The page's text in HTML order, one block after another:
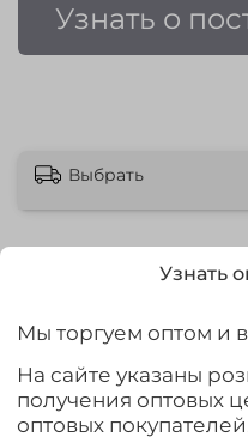
Узнать о
Выбрать
Описание
Женские сапоги
отдыха на природе.
же, красивые!
Узнать
Мы торгуем оптом и
На сайте указаны
получения оптовых
оптовых